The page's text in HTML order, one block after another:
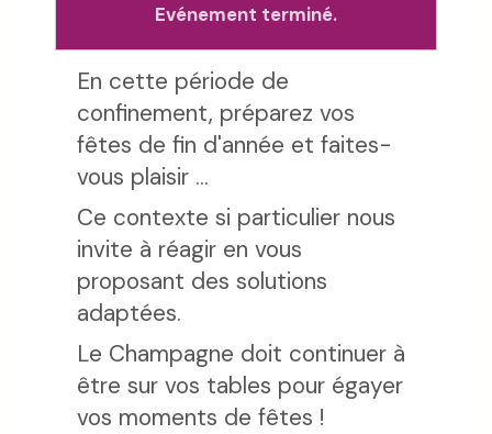
Evénement terminé.
En cette période de
confinement, préparez vos
fêtes de fin d'année et faites-
vous plaisir ...
Ce contexte si particulier nous
invite à réagir en vous
proposant des solutions
adaptées.
Le Champagne doit continuer à
être sur vos tables pour égayer
vos moments de fêtes !